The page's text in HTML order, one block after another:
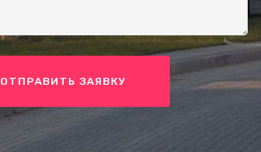
ОТПРАВИТЬ ЗАЯВКУ